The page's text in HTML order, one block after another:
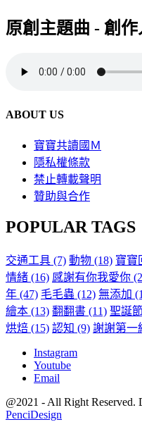
原創主題曲 - 創
ABOUT US
寶寶共讀國Ｍ
隱私權條款
禁止轉載聲明
贊助與合作
POPULAR TAGS
交通工具 (7) 動物 (18) 寶寶
情緒 (16) 感謝有你我愛你
年 (47) 毛毛蟲 (12) 無添加
繪本 (13) 翻翻書 (11) 聖誕節
烘焙 (15) 認知 (9) 謝謝第一
Instagram
Youtube
Email
@2021 - All Right Reserved.
PenciDesign